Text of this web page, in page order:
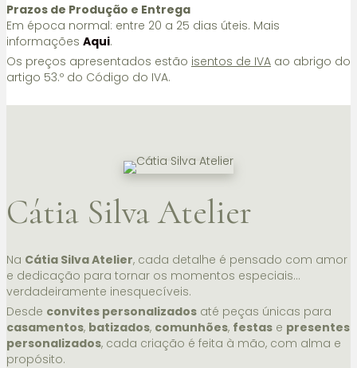
Prazos de Produção e Entrega
Em época normal: entre 20 a 25 dias úteis. Mais
informações Aqui.
Os preços apresentados estão isentos de IVA ao abrigo do
artigo 53.º do Código do IVA.
Cátia Silva Atelier
Na Cátia Silva Atelier, cada detalhe é pensado com amor
e dedicação para tornar os momentos especiais…
verdadeiramente inesquecíveis.
Desde convites personalizados até peças únicas para
casamentos, batizados, comunhões, festas e presentes
personalizados, cada criação é feita à mão, com alma e
propósito.